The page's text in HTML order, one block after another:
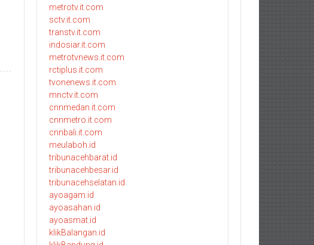
metrotv.it.com
sctv.it.com
transtv.it.com
indosiar.it.com
metrotvnews.it.com
rctiplus.it.com
tvonenews.it.com
mnctv.it.com
cnnmedan.it.com
cnnmetro.it.com
cnnbali.it.com
meulaboh.id
tribunacehbarat.id
tribunacehbesar.id
tribunacehselatan.id
ayoagam.id
ayoasahan.id
ayoasmat.id
klikBalangan.id